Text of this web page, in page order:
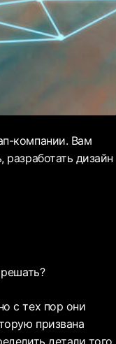
компании. Вам
дизайн
с тех пор они
призвана